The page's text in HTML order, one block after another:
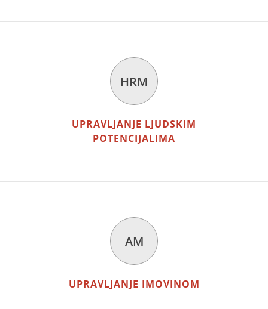
HRM
UPRAVLJANJE LJUDSKIM
POTENCIJALIMA
AM
UPRAVLJANJE IMOVINOM